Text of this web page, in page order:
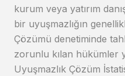
kurum veya yatırım
bir uyuşmazlığın
Çözümü denetiminde
zorunlu kılan hükümler
Uyuşmazlık Çözüm